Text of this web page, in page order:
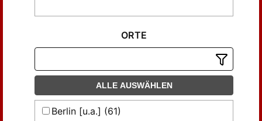
ORTE
ALLE AUSWÄHLEN
Berlin [u.a.] (61)